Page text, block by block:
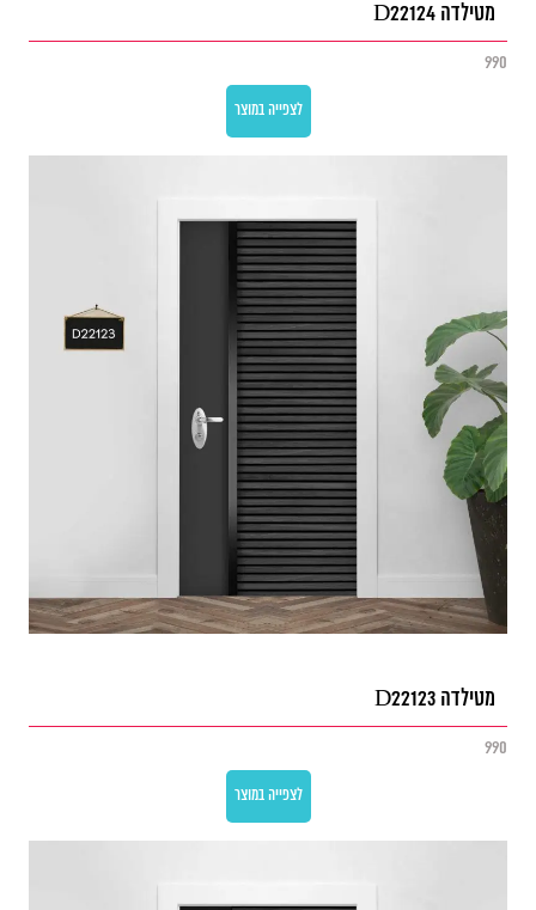
מטילדה D22124
990
לצפייה במוצר
מטילדה D22123
990
לצפייה במוצר